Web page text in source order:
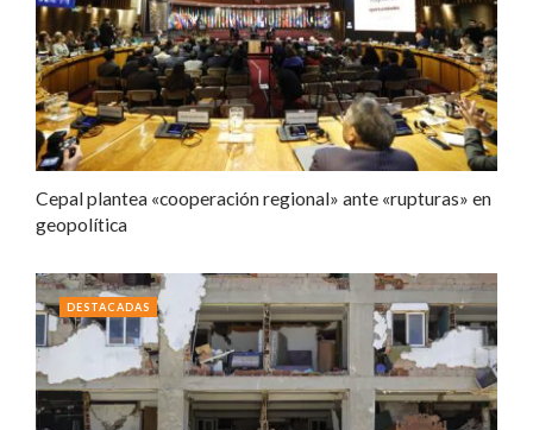
Cepal plantea «cooperación regional» ante «rupturas» en
geopolítica
DESTACADAS